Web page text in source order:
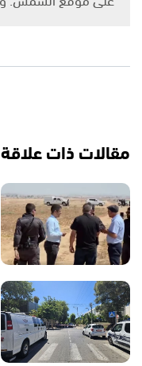
مقالات ذات علاقة